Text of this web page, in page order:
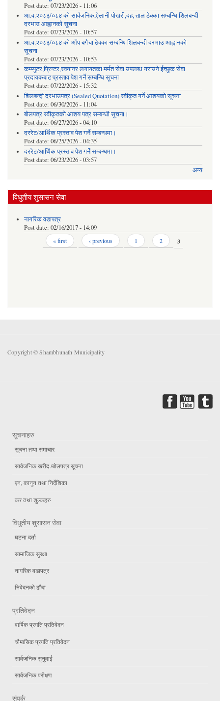
Post date: 07/23/2026 - 11:06
आ.व.२०८३/०८४ को सार्वजनिक,ऐलानी पोखरी,दह, ताल ठेक्का सम्बन्धि शिलबन्दी
दरभाउ आह्वानको सूचना
Post date: 07/23/2026 - 10:57
आ.व.२०८३/०८४ को आँप बगैचा ठेक्का सम्बन्धि शिलबन्दी दरभाउ आह्वानको
सूचना
Post date: 07/23/2026 - 10:53
कम्प्युटर,प्रिन्टर,स्क्यानर लगायतका मर्मत सेवा उपलब्ध गराउने ईच्छुक सेवा
प्रदायकबाट प्रस्ताव पेश गर्ने सम्बन्धि सूचना
Post date: 07/22/2026 - 15:32
शिलबन्दी दरभाउपत्र (Sealed Quotation) स्वीकृत गर्ने आशयको सूचना
Post date: 06/30/2026 - 11:04
बोलपत्र स्वीकृतको आशय पत्र सम्बन्धी सूचना।
Post date: 06/27/2026 - 04:10
दररेट/आर्थिक प्रस्ताव पेश गर्ने सम्बन्धमा।
Post date: 06/25/2026 - 04:35
दररेट/आर्थिक प्रस्ताव पेश गर्ने सम्बन्धमा।
Post date: 06/23/2026 - 03:57
अन्य
विधुतीय शुसासन सेवा
नागरिक वडापत्र
Post date: 02/16/2017 - 14:09
« first ‹ previous 1 2 3
Copyright © Shambhunath Municipality
सूचनाहरु
सूचना तथा समाचार
सार्वजनिक खरीद /बोलपत्र सूचना
एन, कानुन तथा निर्देशिका
कर तथा शुल्कहरु
विधुतीय शुसासन सेवा
घटना दर्ता
सामाजिक सुरक्षा
नागरिक वडापत्र
निवेदनको ढाँचा
प्रतिवेदन
वार्षिक प्रगति प्रतिवेदन
चौमासिक प्रगति प्रतिवेदन
सार्वजनिक सुनुवाई
सार्वजनिक परीक्षण
संपर्क